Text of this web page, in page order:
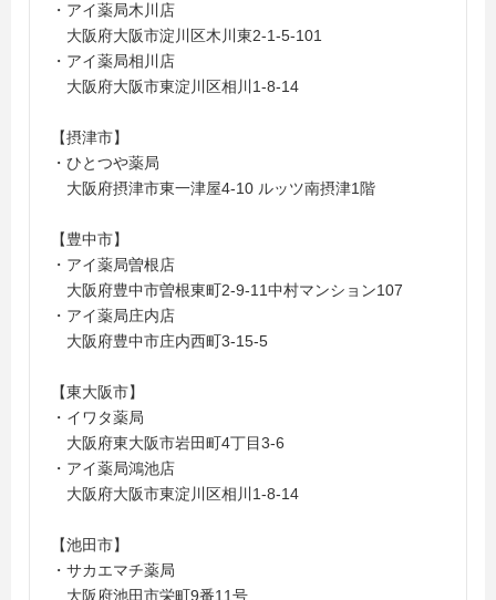
・アイ薬局木川店
大阪府大阪市淀川区木川東2-1-5-101
・アイ薬局相川店
大阪府大阪市東淀川区相川1-8-14
【摂津市】
・ひとつや薬局
大阪府摂津市東一津屋4-10 ルッツ南摂津1階
【豊中市】
・アイ薬局曽根店
大阪府豊中市曽根東町2-9-11中村マンション107
・アイ薬局庄内店
大阪府豊中市庄内西町3-15-5
【東大阪市】
・イワタ薬局
大阪府東大阪市岩田町4丁目3-6
・アイ薬局鴻池店
大阪府大阪市東淀川区相川1-8-14
【池田市】
・サカエマチ薬局
大阪府池田市栄町9番11号